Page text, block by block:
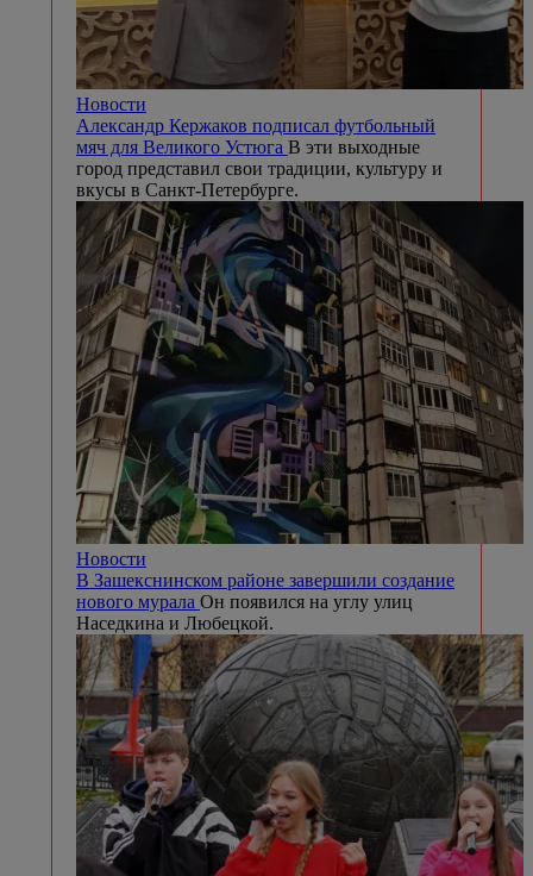
Новости
Александр Кержаков подписал футбольный
мяч для Великого Устюга В эти выходные
город представил свои традиции, культуру и
вкусы в Санкт-Петербурге.
Новости
В Зашекснинском районе завершили создание
нового мурала Он появился на углу улиц
Наседкина и Любецкой.